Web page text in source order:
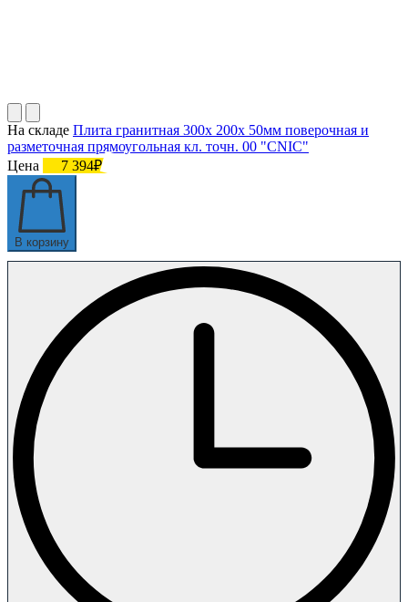
На складе Плита гранитная 300х 200х 50мм поверочная и
разметочная прямоугольная кл. точн. 00 "CNIC"
Цена
7 394₽
В корзину